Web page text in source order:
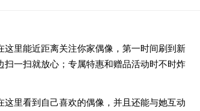
里能近距离关注你家偶像，第一时间刷到新
一扫就放心；专属特惠和赠品活动时不时炸
里看到自己喜欢的偶像，并且还能与她互动